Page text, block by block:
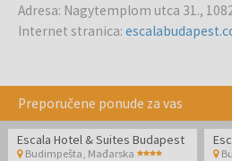
Adresa: Nagytemplom utca 31.,
Internet stranica:
Preporučene ponude za vas
Escala Hotel & Suites Budapest
Budimpešta Mađarska